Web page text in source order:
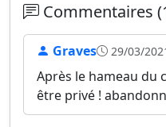
Commentaires
Graves 29/03/
Après le hameau du
être privé !